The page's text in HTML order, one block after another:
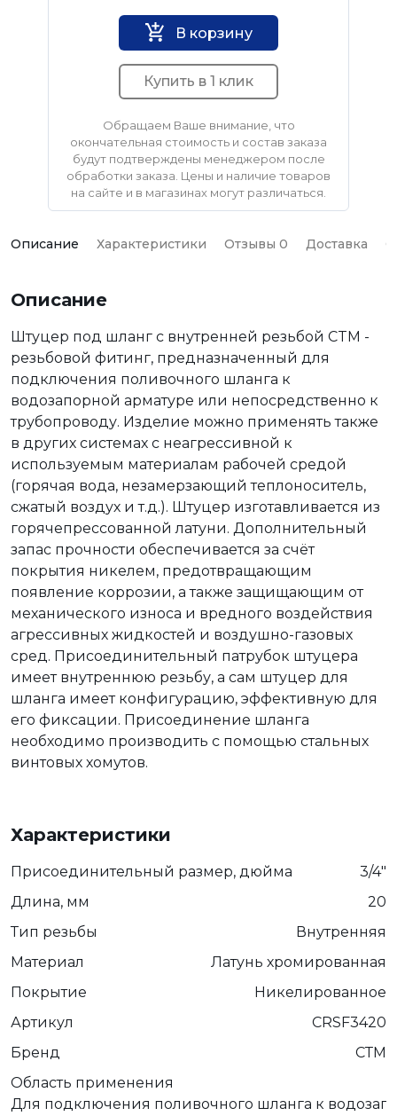
В корзину
Купить в 1 клик
Обращаем Ваше внимание, что
окончательная стоимость и состав заказа
будут подтверждены менеджером после
обработки заказа. Цены и наличие товаров
на сайте и в магазинах могут различаться.
Описание Характеристики Отзывы 0 Доставка
Описание
Штуцер под шланг с внутренней резьбой CTM -
резьбовой фитинг, предназначенный для
подключения поливочного шланга к
водозапорной арматуре или непосредственно к
трубопроводу. Изделие можно применять также
в других системах с неагрессивной к
используемым материалам рабочей средой
(горячая вода, незамерзающий теплоноситель,
сжатый воздух и т.д.). Штуцер изготавливается из
горячепрессованной латуни. Дополнительный
запас прочности обеспечивается за счёт
покрытия никелем, предотвращающим
появление коррозии, а также защищающим от
механического износа и вредного воздействия
агрессивных жидкостей и воздушно-газовых
сред. Присоединительный патрубок штуцера
имеет внутреннюю резьбу, а сам штуцер для
шланга имеет конфигурацию, эффективную для
его фиксации. Присоединение шланга
необходимо производить с помощью стальных
винтовых хомутов.
Характеристики
Присоединительный размер, дюйма
3/4"
Длина, мм
20
Тип резьбы
Внутренняя
Материал
Латунь хромированная
Покрытие
Никелированное
Артикул
CRSF3420
Бренд
СТМ
Область применения
Для подключения поливочного шланга к